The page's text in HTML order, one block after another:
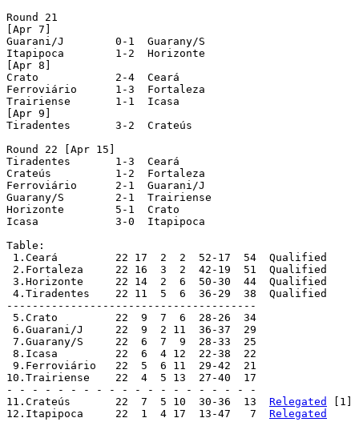
Round 21
[Apr 7]
Guarani/J 	 0-1  Guarany/S
Itapipoca 	 1-2  Horizonte
[Apr 8]
Crato 		 2-4  Ceará
Ferroviário 	 1-3  Fortaleza
Trairiense 	 1-1  Icasa
[Apr 9]
Tiradentes 	 3-2  Crateús
Round 22 [Apr 15]
Tiradentes 	 1-3  Ceará
Crateús 	 1-2  Fortaleza
Ferroviário 	 2-1  Guarani/J				(played in Maranguape)
Guarany/S 	 2-1  Trairiense
Horizonte 	 5-1  Crato
Icasa 		 3-0  Itapipoca
Table:
1.Ceará	 22 17  2  2  52-17  54  Qualified
2.Fortaleza	 22 16  3  2  42-19  51  Qualified
3.Horizonte	 22 14  2  6  50-30  44  Qualified
4.Tiradentes	 22 11  5  6  36-29  38  Qualified
---------------------------------------
5.Crato	 22  9  7  6  28-26  34
6.Guarani/J	 22  9  2 11  36-37  29
7.Guarany/S	 22  6  7  9  28-33  25
8.Icasa	 22  6  4 12  22-38  22
9.Ferroviário	 22  5  6 11  29-42  21
10.Trairiense	 22  4  5 13  27-40  17
- - - - - - - - - - - - - - - - - - - -
11.Crateús	 22  7  5 10  30-36  13 Relegated
[1]
12.Itapipoca	 22  1  4 17  13-47   7 Relegated